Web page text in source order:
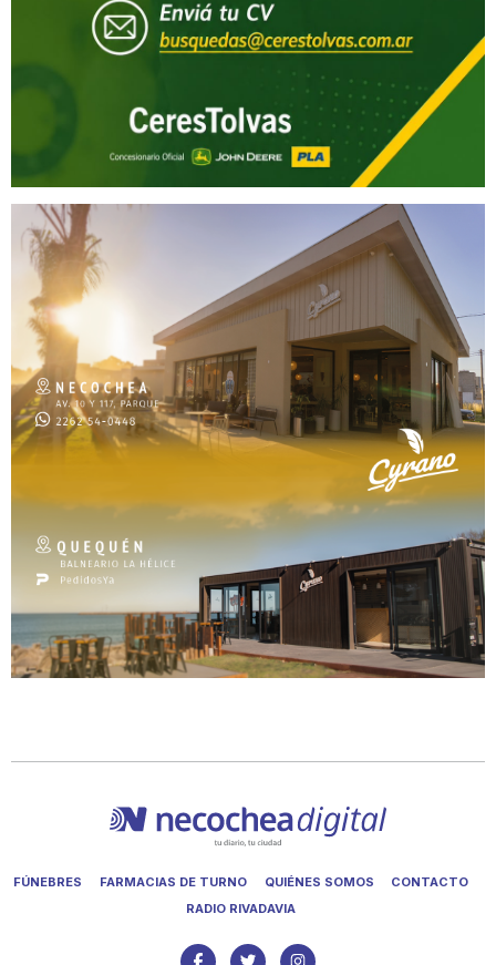
FÚNEBRES FARMACIAS DE TURNO QUIÉNES SOMOS
CONTACTO
RADIO RIVADAVIA